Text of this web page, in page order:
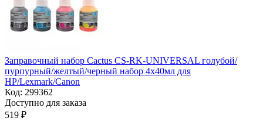
Заправочный набор Cactus CS-RK-UNIVERSAL голубой/
пурпурный/желтый/черный набор 4x40мл для
HP/Lexmark/Canon
Код: 299362
Доступно для заказа
‍519‍ ₽